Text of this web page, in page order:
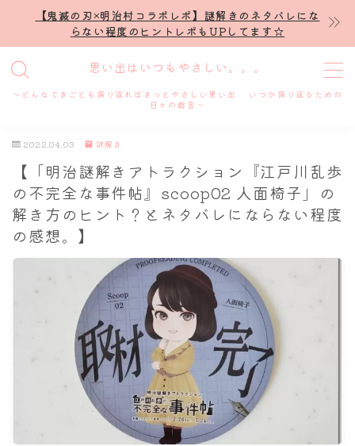
【鬼滅の刃×明治村コラボレポ】謎解きのネタバレにな
らない程度のヒントレポもUPしてます☆
思い出はいつもやさしい。。。
～どんなできごとも振り返ればきっとやさしい思い出 いつか振り返るための
日々の戯言～
MENU
プロフィール
謎解き
ホテル滞在記
舞台・ライブ
ナナちゃん人形
2022.04.03 謎解き
【「明治謎解きアトラクション『江戸川乱歩
の不完全な事件帖』scoop02 人面椅子」の
解き方のヒント？とネタバレにならない程度
の感想。】